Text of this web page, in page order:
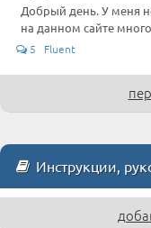
Добрый день. У меня
на данном сайте
5 Fluent
Инструкции,